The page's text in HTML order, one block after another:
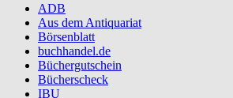
ADB
Aus dem Antiquariat
Börsenblatt
buchhandel.de
Büchergutschein
Bücherscheck
IBU